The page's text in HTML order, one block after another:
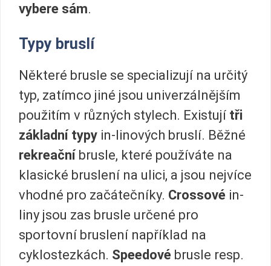
vybere sám.
Typy bruslí
Některé brusle se specializují na určitý
typ, zatímco jiné jsou univerzálnějším
použitím v různých stylech. Existují tři
základní typy in-linových bruslí. Běžné
rekreační brusle, které používáte na
klasické bruslení na ulici, a jsou nejvíce
vhodné pro začátečníky. Crossové in-
liny jsou zas brusle určené pro
sportovní bruslení například na
cyklostezkách. Speedové brusle resp.